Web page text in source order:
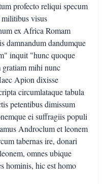
profecto reliqui specum
militibus visus
ex Africa Romam
damnandum dandumque
inquit "hunc quoque
gratiam mihi nunc
Apion dixisse
circumlataque tabula
petentibus dimissum
ei suffragiis populi
Androclum et leonem
tabernas ire, donari
omnes ubique
hominis, hic est homo